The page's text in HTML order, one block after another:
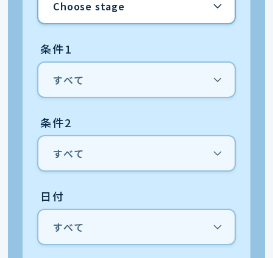
条件1
条件2
日付